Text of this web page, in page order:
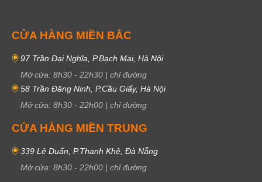
CỬA HÀNG MIỀN BẮC
97 Trần Đại Nghĩa, P.Bạch Mai, Hà Nội
Mở cửa: 8h30 - 22h30 | chỉ đường
58 Trần Đăng Ninh, P.Cầu Giấy, Hà Nội
Mở cửa: 8h30 - 22h00 | chỉ đường
CỬA HÀNG MIỀN TRUNG
339 Lê Duẩn, P.Thanh Khê, Đà Nẵng
Mở cửa: 8h30 - 22h00 | chỉ đường